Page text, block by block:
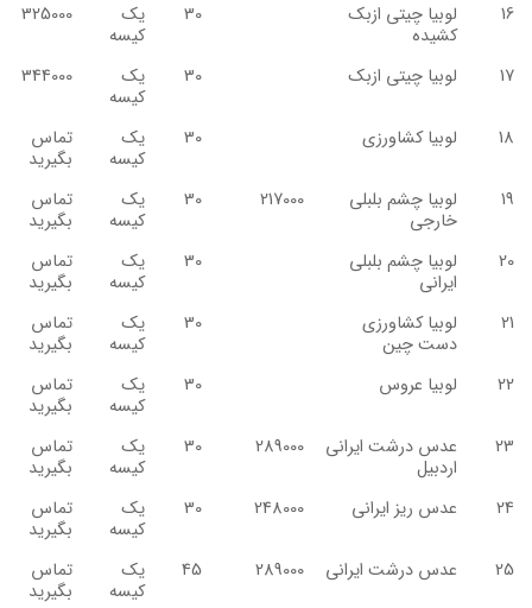
16 لوبیا چیتی ازبک
کشیده
30 یک
کیسه
325000
17 لوبیا چیتی ازبک 30 یک
کیسه
344000
18 لوبیا کشاورزی 30 یک
کیسه
تماس
بگیرید
19
لوبیا چشم بلبلی
خارجی
217000
30 یک
کیسه
تماس
بگیرید
20
لوبیا چشم بلبلی
ایرانی
30 یک
کیسه
تماس
بگیرید
21
لوبیا کشاورزی
دست چین
30 یک
کیسه
تماس
بگیرید
22
لوبیا عروس 30 یک
کیسه
تماس
بگیرید
23
عدس درشت ایرانی
اردبیل
289000
30 یک
کیسه
تماس
بگیرید
24
عدس ریز ایرانی 248000
30 یک
کیسه
تماس
بگیرید
25
عدس درشت ایرانی 289000
45 یک
کیسه
تماس
بگیرید